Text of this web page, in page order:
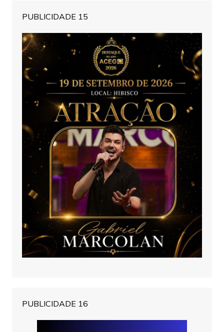
PUBLICIDADE 15
PUBLICIDADE 16